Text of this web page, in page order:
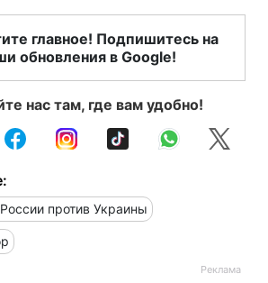
главное! Подпишитесь на
обновления в Google!
нас там, где вам удобно!
против Украины